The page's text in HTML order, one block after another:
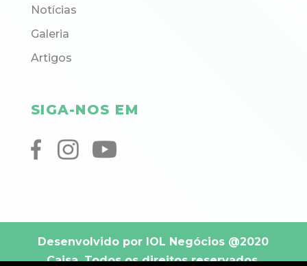
Notícias
Galeria
Artigos
SIGA-NOS EM
Desenvolvido por IOL Negócios @2020
Caisa. Todos os direitos reservados.